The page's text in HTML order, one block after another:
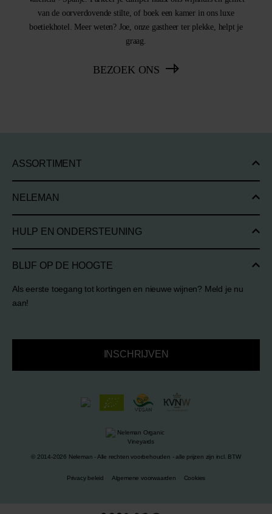
van de oorverdovende stilte, of boek een kamer in ons luxe
boetiekhotel. Meer weten? Joe, onze gastheer ter plekke, helpt je
graag.
BEZOEK ONS
ASSORTIMENT
NELEMAN
HULP EN ONDERSTEUNING
BLIJF OP DE HOOGTE
Als eerste toegang tot kortingen en nieuwe wijnen? Meld je nu
aan!
INSCHRIJVEN
© 2014-2026 Neleman - Alle rechten voorbehouden - alle prijzen zijn incl. BTW
Privacy beleid Algemene voorwaarden Cookies